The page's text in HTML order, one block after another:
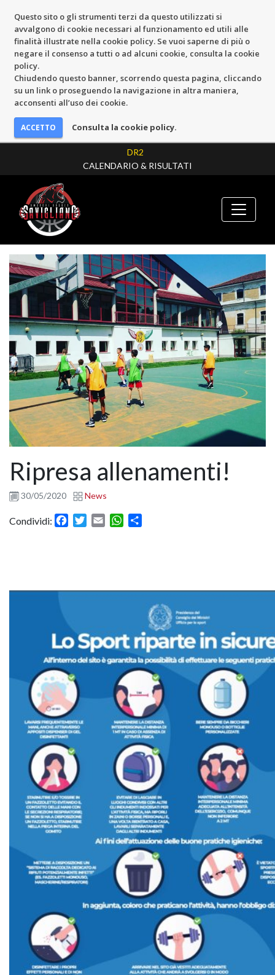
Questo sito o gli strumenti terzi da questo utilizzati si
avvalgono di cookie necessari al funzionamento ed utili alle
finalità illustrate nella cookie policy. Se vuoi saperne di più o
negare il consenso a tutti o ad alcuni cookie, consulta la cookie
policy.
Chiudendo questo banner, scorrendo questa pagina, cliccando
su un link o proseguendo la navigazione in altra maniera,
acconsenti all’uso dei cookie.
Consulta la cookie policy.
DR2
CALENDARIO & RISULTATI
Ripresa allenamenti!
30/05/2020 News
Condividi: FacebookTwitter
Email WhatsApp